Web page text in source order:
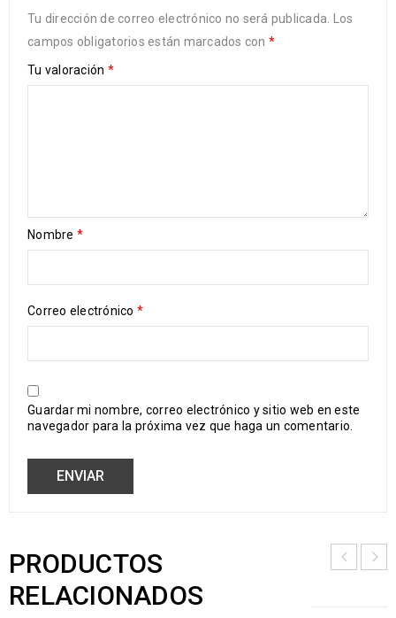
Tu dirección de correo electrónico no será publicada.
Los
campos obligatorios están marcados con *
Tu valoración *
Nombre *
Correo electrónico *
Guardar mi nombre, correo electrónico y sitio web en este
navegador para la próxima vez que haga un comentario.
PRODUCTOS
RELACIONADOS